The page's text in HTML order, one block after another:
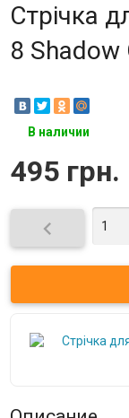
Стрічка
8 Shadow
В наличии
495 грн.
